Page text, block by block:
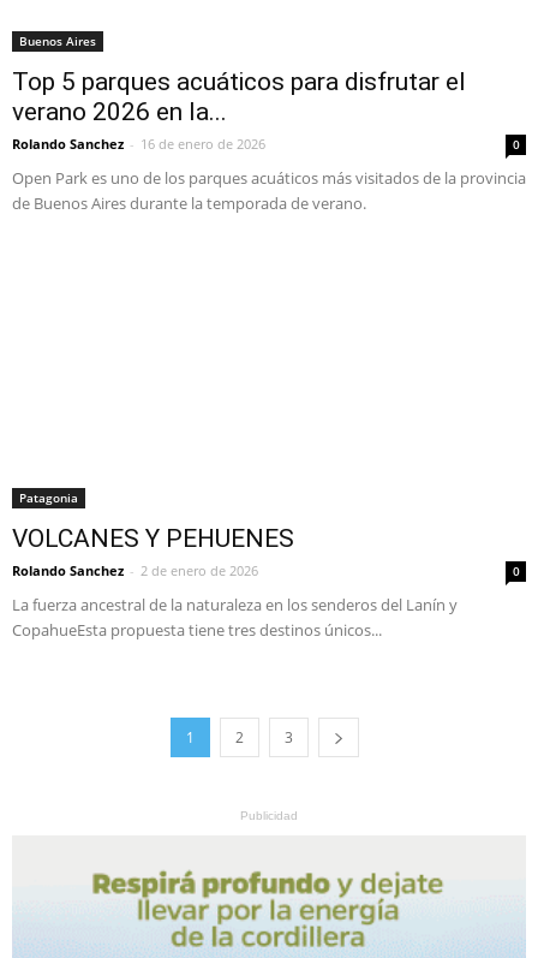
Buenos Aires
Top 5 parques acuáticos para disfrutar el
verano 2026 en la...
Rolando Sanchez - 16 de enero de 2026 0
Open Park es uno de los parques acuáticos más visitados de la provincia
de Buenos Aires durante la temporada de verano.
Patagonia
VOLCANES Y PEHUENES
Rolando Sanchez - 2 de enero de 2026 0
La fuerza ancestral de la naturaleza en los senderos del Lanín y
CopahueEsta propuesta tiene tres destinos únicos...
1 2 3
Publicidad